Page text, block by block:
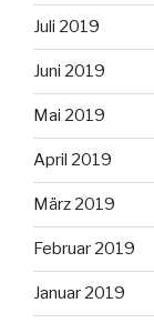
Juli 2019
Juni 2019
Mai 2019
April 2019
März 2019
Februar 2019
Januar 2019